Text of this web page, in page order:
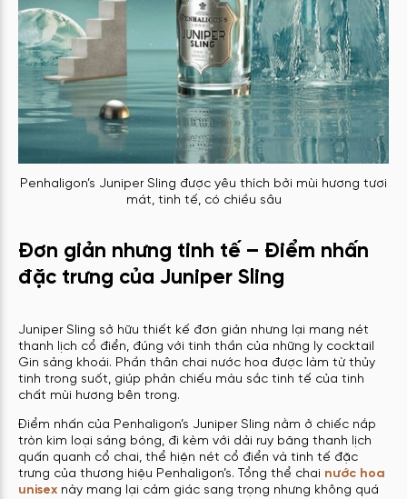
Penhaligon’s Juniper Sling được yêu thích bởi mùi hương tươi
mát, tinh tế, có chiều sâu
Đơn giản nhưng tinh tế – Điểm nhấn
đặc trưng của Juniper Sling
Juniper Sling sở hữu thiết kế đơn giản nhưng lại mang nét
thanh lịch cổ điển, đúng với tinh thần của những ly cocktail
Gin sảng khoái. Phần thân chai nước hoa được làm từ thủy
tinh trong suốt, giúp phản chiếu màu sắc tinh tế của tinh
chất mùi hương bên trong.
Điểm nhấn của Penhaligon’s Juniper Sling nằm ở chiếc nắp
tròn kim loại sáng bóng, đi kèm với dải ruy băng thanh lịch
quấn quanh cổ chai, thể hiện nét cổ điển và tinh tế đặc
trưng của thương hiệu Penhaligon’s. Tổng thể chai nước hoa
unisex này mang lại cảm giác sang trọng nhưng không quá